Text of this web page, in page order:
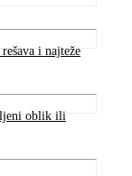
i najteže
oblik ili